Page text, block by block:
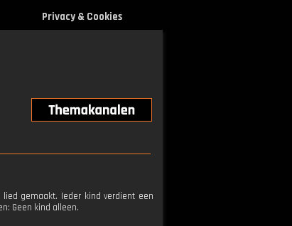
Privacy & Cookies
gemaakt. Ieder kind verdient een
Geen kind alleen.